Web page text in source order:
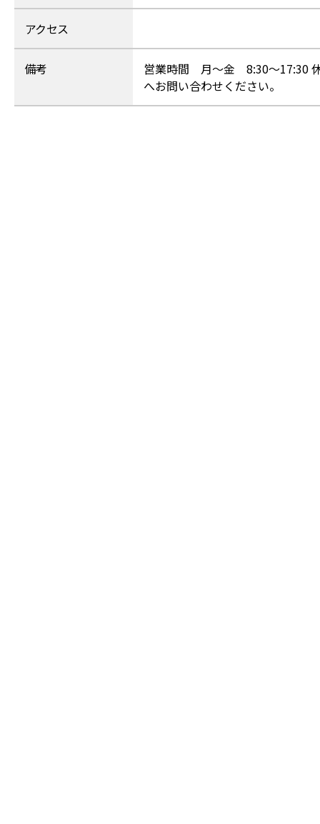
アクセス
備考
営業時間 月～金 8:30～
へお問い合わせください。